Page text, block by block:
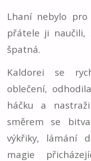
Lhaní nebylo
přátele ji
špatná.
Kaldorei se
oblečení,
háčku a
směrem se
výkřiky, lámání
magie